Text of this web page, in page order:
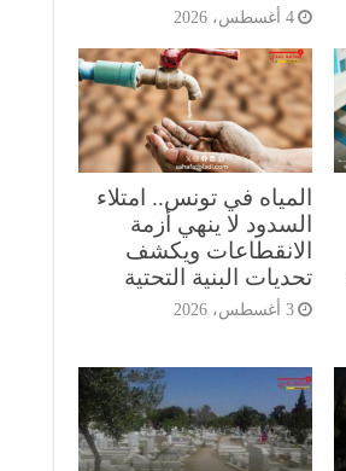
4 أغسطس، 2026
المياه في تونس.. امتلاء
السدود لا ينهي أزمة
الانقطاعات ويكشف
تحديات البنية التحتية
3 أغسطس، 2026